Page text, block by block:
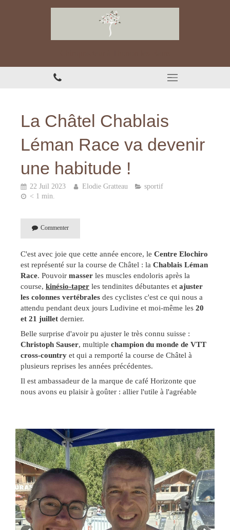
La Châtel Chablais
Léman Race va devenir
une habitude !
22 Juil 2023 Elodie Gratteau
sportif
< 1 min.
Commenter
C'est avec joie que cette année encore, le Centre Elochiro
est représenté sur la course de Châtel : la Chablais Léman
Race. Pouvoir masser les muscles endoloris après la
course, kinésio-taper les tendinites débutantes et ajuster
les colonnes vertébrales des cyclistes c'est ce qui nous a
attendu pendant deux jours Ludivine et moi-même les 20
et 21 juillet dernier.
Belle surprise d'avoir pu ajuster le très connu suisse :
Christoph Sauser, multiple champion du monde de VTT
cross-country et qui a remporté la course de Châtel à
plusieurs reprises les années précédentes.
Il est ambassadeur de la marque de café Horizonte que
nous avons eu plaisir à goûter : allier l'utile à l'agréable